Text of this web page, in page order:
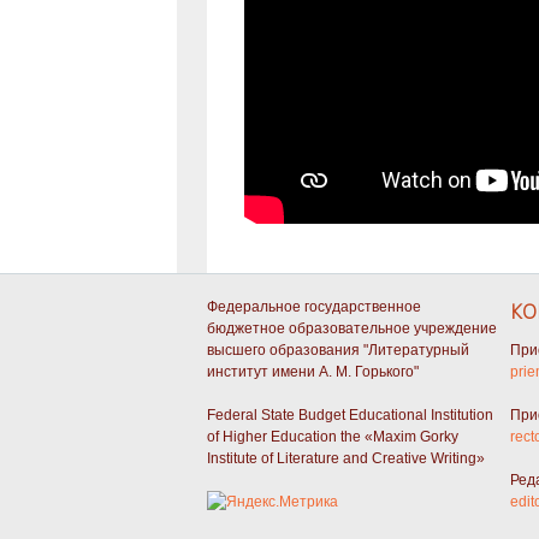
Федеральное государственное
бюджетное образовательное учреждение
высшего образования "Литературный
институт имени А. М. Горького"
Federal State Budget Educational Institution
of Higher Education the «Maxim Gorky
Institute of Literature and Creative Writing»